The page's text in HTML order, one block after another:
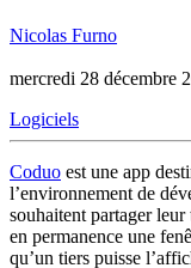
Nicolas Furno
mercredi 28 décembre
Logiciels
Coduo est une app
l’environnement de
souhaitent partager
en permanence une
qu’un tiers puisse